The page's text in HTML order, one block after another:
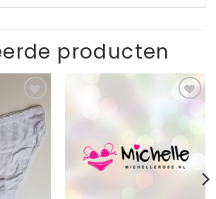
producten